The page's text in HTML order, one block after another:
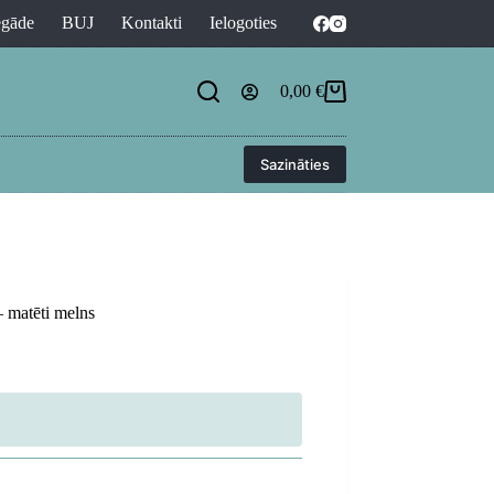
BUJ Kontakti Ielogoties
Shopping
0,00 €
Sazināties
melns